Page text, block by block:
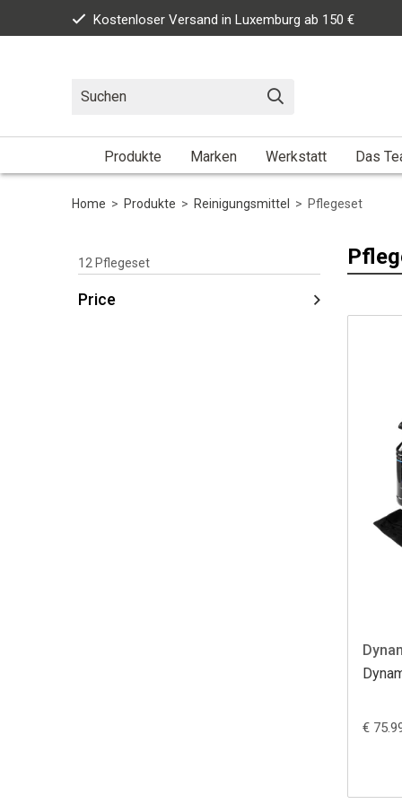
Kostenloser Versand in Luxemburg ab 150 €
Produkte Marken Werkstatt Das
Home > Produkte > Reinigungsmittel > Pflegeset
12 Pflegeset
Price
€